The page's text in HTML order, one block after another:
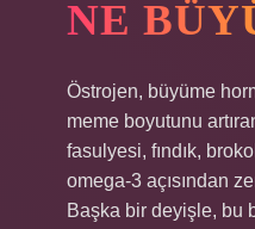
NE
Östrojen, büyüme
meme boyutunu
fasulyesi, fındık,
omega-3 açısından
Başka bir deyişle, bu